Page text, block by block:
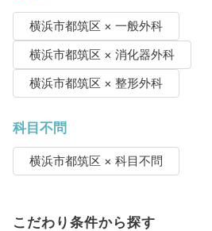
横浜市都筑区 × 一般外科
横浜市都筑区 × 消化器外科
横浜市都筑区 × 整形外科
科目不問
横浜市都筑区 × 科目不問
こだわり条件から探す